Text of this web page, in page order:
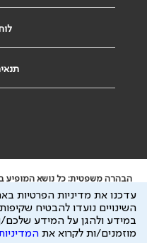
הבהרה משפטית: כל נושא המופיע
ייעוץ רפואי או משפטי. אין הר"י
ידוע לי שהר"י אוספת ושומרת מידע
להיות מועבר לצדדים שלישיים,
עדכנו את מדיניות הפרטיות
השינויים נועדו להבטיח
במידע ולהגן על המידע שלכם/
מוזמנים/ות לקרוא את